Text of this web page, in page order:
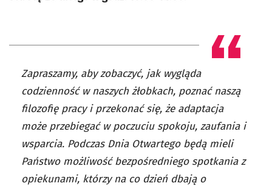
Zapraszamy, aby zobaczyć, jak wygląda
codzienność w naszych żłobkach, poznać naszą
filozofię pracy i przekonać się, że adaptacja
może przebiegać w poczuciu spokoju, zaufania i
wsparcia. Podczas Dnia Otwartego będą mieli
Państwo możliwość bezpośredniego spotkania z
opiekunami, którzy na co dzień dbają o